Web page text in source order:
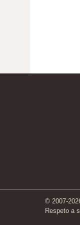
© 2007-
Respeto a